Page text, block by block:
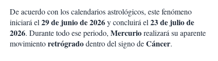
De acuerdo con los calendarios astrológicos, este fenómeno
iniciará el29 de junio de 2026y concluirá el23 de julio de
2026. Durante todo ese periodo, Mercuriorealizará su aparente
movimientoretrógradodentro del signo deCáncer.